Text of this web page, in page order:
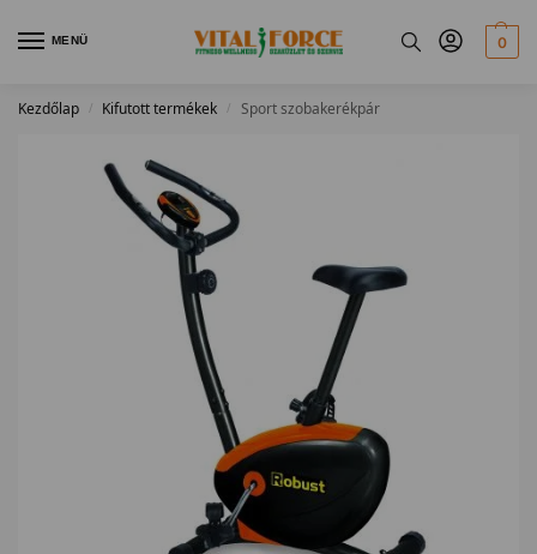
MENÜ 0
Kezdőlap / Kifutott termékek / Sport szobakerékpár